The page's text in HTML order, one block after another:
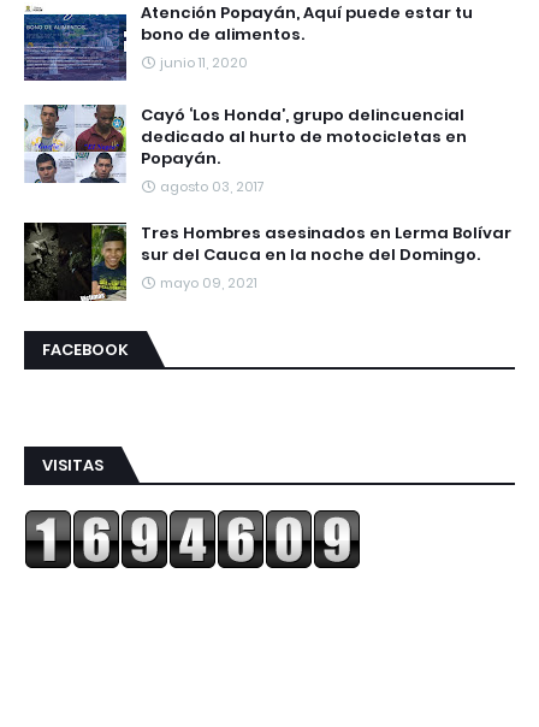
Atención Popayán, Aquí puede estar tu
bono de alimentos.
junio 11, 2020
Cayó ‘Los Honda’, grupo delincuencial
dedicado al hurto de motocicletas en
Popayán.
agosto 03, 2017
Tres Hombres asesinados en Lerma Bolívar
sur del Cauca en la noche del Domingo.
mayo 09, 2021
FACEBOOK
VISITAS